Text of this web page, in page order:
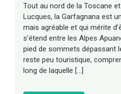
Tout au nord de la Toscane
Lucques, la Garfagnana est
mais agréable et qui mérite
s’étend entre les Alpes
pied de sommets dépassant
reste peu touristique,
long de laquelle […]